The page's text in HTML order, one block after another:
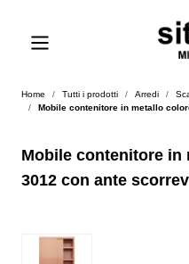
Home / Tutti i prodotti / Arredi /
/
Mobile contenitore in metallo
Mobile contenitore in
3012 con ante